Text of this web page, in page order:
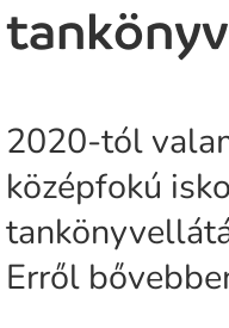
2020-tól
középfokú
Erről